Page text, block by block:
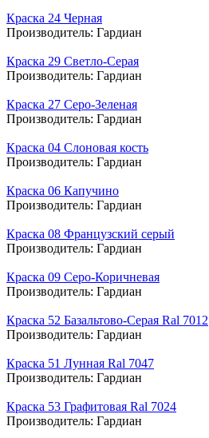
Краска 24 Черная
Производитель: Гардиан
Краска 29 Светло-Серая
Производитель: Гардиан
Краска 27 Серо-Зеленая
Производитель: Гардиан
Краска 04 Слоновая кость
Производитель: Гардиан
Краска 06 Капучино
Производитель: Гардиан
Краска 08 Французский серый
Производитель: Гардиан
Краска 09 Серо-Коричневая
Производитель: Гардиан
Краска 52 Базальтово-Серая Ral 7012
Производитель: Гардиан
Краска 51 Лунная Ral 7047
Производитель: Гардиан
Краска 53 Графитовая Ral 7024
Производитель: Гардиан